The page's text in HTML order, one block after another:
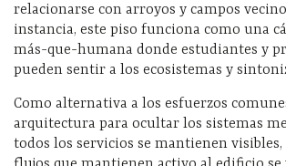
relacionarse con arroyos y campos
instancia, este piso funciona como una
más-que-humana donde estudiantes y
pueden sentir a los ecosistemas y
Como alternativa a los esfuerzos
arquitectura para ocultar los sistemas
todos los servicios se mantienen visibles,